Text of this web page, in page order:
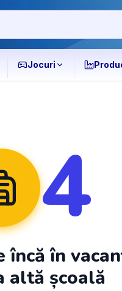
Jocuri
4
în
altă școală